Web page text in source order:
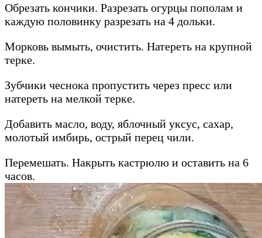
Обрезать кончики. Разрезать огурцы пополам и
каждую половинку разрезать на 4 дольки.
Морковь вымыть, очистить. Натереть на крупной
терке.
Зубчики чеснока пропустить через пресс или
натереть на мелкой терке.
Добавить масло, воду, яблочный уксус, сахар,
молотый имбирь, острый перец чили.
Перемешать. Накрыть кастрюлю и оставить на 6
часов.